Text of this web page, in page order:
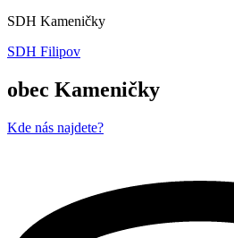
SDH Kameničky
SDH Filipov
obec Kameničky
Kde nás najdete?